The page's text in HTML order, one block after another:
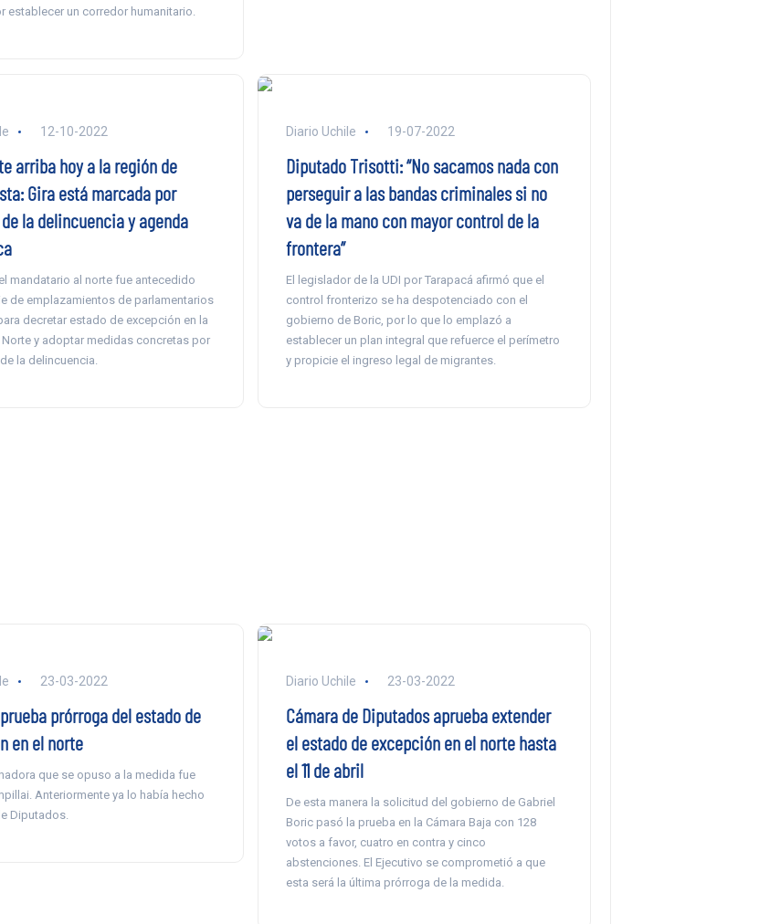
establecer un corredor humanitario.
12-10-2022
arriba hoy a la región de
Gira está marcada por
la delincuencia y agenda
mandatario al norte fue antecedido
de emplazamientos de parlamentarios
decretar estado de excepción en la
y adoptar medidas concretas por
la delincuencia.
Diario Uchile 19-07-2022
Diputado Trisotti: “No sacamos nada con
perseguir a las bandas criminales si no
va de la mano con mayor control de la
frontera”
El legislador de la UDI por Tarapacá afirmó que el
control fronterizo se ha despotenciado con el
gobierno de Boric, por lo que lo emplazó a
establecer un plan integral que refuerce el perímetro
y propicie el ingreso legal de migrantes.
23-03-2022
prórroga del estado de
en el norte
que se opuso a la medida fue
Anteriormente ya lo había hecho
Diputados.
Diario Uchile 23-03-2022
Cámara de Diputados aprueba extender
el estado de excepción en el norte hasta
el 11 de abril
De esta manera la solicitud del gobierno de Gabriel
Boric pasó la prueba en la Cámara Baja con 128
votos a favor, cuatro en contra y cinco
abstenciones. El Ejecutivo se comprometió a que
esta será la última prórroga de la medida.